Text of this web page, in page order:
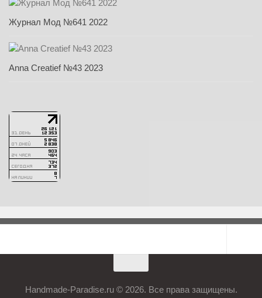
Журнал Мод №641 2022
Anna Creatief №43 2023
Handmade-Paradise.ru © 2026. Все права защищены.